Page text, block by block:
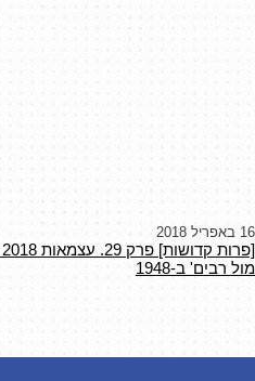
16 באפריל 2018
מול רבים' ב-1948